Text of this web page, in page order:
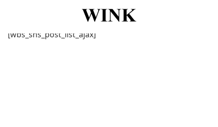
[wbs_sns_post_list_ajax]